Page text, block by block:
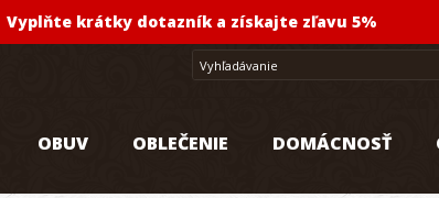
Vyplňte krátky dotazník a získajte zľavu 5%
OBUV OBLEČENIE DOMÁCNOSŤ